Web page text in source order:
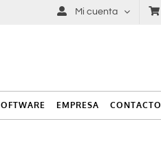
Mi cuenta
EMPRESA CONTACTO